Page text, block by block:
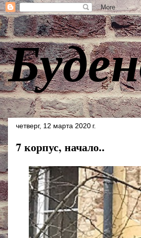
четверг, 12 марта 2020 г.
7 корпус, начало..